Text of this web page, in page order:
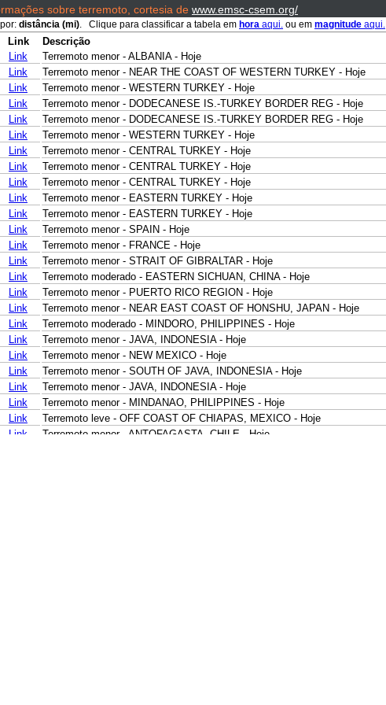
sobre terremoto, cortesia de www.emsc-csem.org/
distância (mi). Clique para classificar a tabela em hora aqui. ou em magnitude aqui.
Link
Descrição
Link
Terremoto menor - ALBANIA - Hoje
Link
Terremoto menor - NEAR THE COAST OF WESTERN TURKEY - Hoje
Link
Terremoto menor - WESTERN TURKEY - Hoje
Link
Terremoto menor - DODECANESE IS.-TURKEY BORDER REG - Hoje
Link
Terremoto menor - DODECANESE IS.-TURKEY BORDER REG - Hoje
Link
Terremoto menor - WESTERN TURKEY - Hoje
Link
Terremoto menor - CENTRAL TURKEY - Hoje
Link
Terremoto menor - CENTRAL TURKEY - Hoje
Link
Terremoto menor - CENTRAL TURKEY - Hoje
Link
Terremoto menor - EASTERN TURKEY - Hoje
Link
Terremoto menor - EASTERN TURKEY - Hoje
Link
Terremoto menor - SPAIN - Hoje
Link
Terremoto menor - FRANCE - Hoje
Link
Terremoto menor - STRAIT OF GIBRALTAR - Hoje
Link
Terremoto moderado - EASTERN SICHUAN, CHINA - Hoje
Link
Terremoto menor - PUERTO RICO REGION - Hoje
Link
Terremoto menor - NEAR EAST COAST OF HONSHU, JAPAN - Hoje
Link
Terremoto moderado - MINDORO, PHILIPPINES - Hoje
Link
Terremoto menor - JAVA, INDONESIA - Hoje
Link
Terremoto menor - NEW MEXICO - Hoje
Link
Terremoto menor - SOUTH OF JAVA, INDONESIA - Hoje
Link
Terremoto menor - JAVA, INDONESIA - Hoje
Link
Terremoto menor - MINDANAO, PHILIPPINES - Hoje
Link
Terremoto leve - OFF COAST OF CHIAPAS, MEXICO - Hoje
Link
Terremoto menor - ANTOFAGASTA, CHILE - Hoje